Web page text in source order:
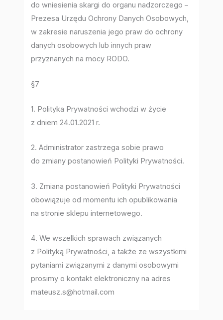
do wniesienia skargi do organu nadzorczego –
Prezesa Urzędu Ochrony Danych Osobowych,
w zakresie naruszenia jego praw do ochrony
danych osobowych lub innych praw
przyznanych na mocy RODO.
§7
1. Polityka Prywatności wchodzi w życie
z dniem 24.01.2021 r.
2. Administrator zastrzega sobie prawo
do zmiany postanowień Polityki Prywatności.
3. Zmiana postanowień Polityki Prywatności
obowiązuje od momentu ich opublikowania
na stronie sklepu internetowego.
4. We wszelkich sprawach związanych
z Polityką Prywatności, a także ze wszystkimi
pytaniami związanymi z danymi osobowymi
prosimy o kontakt elektroniczny na adres
mateusz.s@hotmail.com